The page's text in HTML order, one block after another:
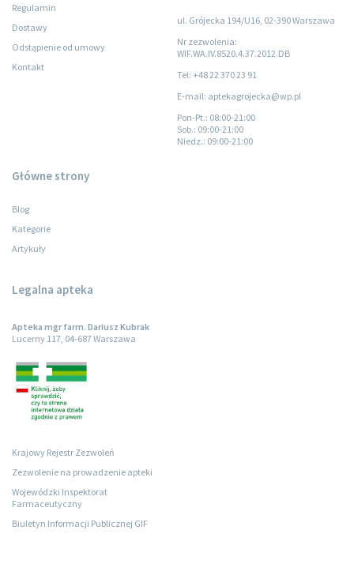
Regulamin
Dostawy
Odstąpienie od umowy
Kontakt
ul. Grójecka 194/U16, 02-390 Warszawa
Nr zezwolenia:
WIF.WA.IV.8520.4.37.2012.DB
Tel: +48 22 370 23 91
E-mail: aptekagrojecka@wp.pl
Pon-Pt.: 08:00-21:00
Sob.: 09:00-21:00
Niedz.: 09:00-21:00
Główne strony
Blog
Kategorie
Artykuły
Legalna apteka
Apteka mgr farm. Dariusz Kubrak
Lucerny 117, 04-687 Warszawa
Krajowy Rejestr Zezwoleń
Zezwolenie na prowadzenie apteki
Wojewódzki Inspektorat
Farmaceutyczny
Biuletyn Informacji Publicznej GIF